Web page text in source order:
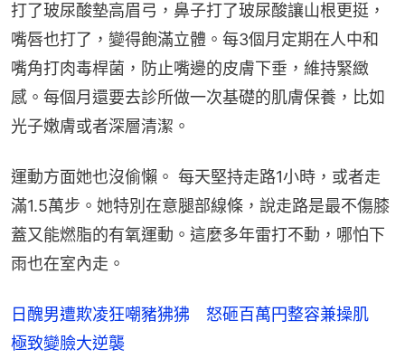
打了玻尿酸墊高眉弓，鼻子打了玻尿酸讓山根更挺，
嘴唇也打了，變得飽滿立體。每3個月定期在人中和
嘴角打肉毒桿菌，防止嘴邊的皮膚下垂，維持緊緻
感。每個月還要去診所做一次基礎的肌膚保養，比如
光子嫩膚或者深層清潔。
運動方面她也沒偷懶。 每天堅持走路1小時，或者走
滿1.5萬步。她特別在意腿部線條，說走路是最不傷膝
蓋又能燃脂的有氧運動。這麼多年雷打不動，哪怕下
雨也在室內走。
日醜男遭欺凌狂嘲豬狒狒 怒砸百萬円整容兼操肌
極致變臉大逆襲